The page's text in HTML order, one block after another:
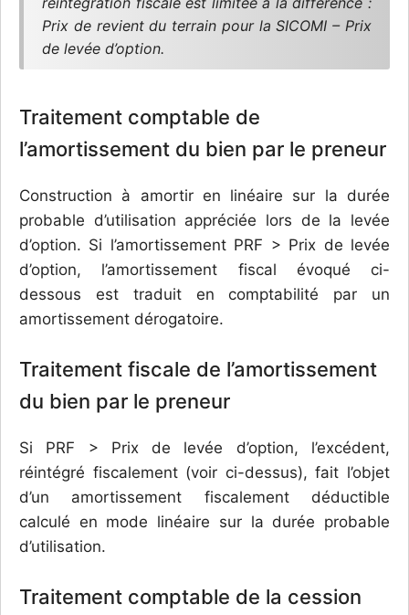
Prix de revient du terrain pour la SICOMI – Prix
de levée d’option.
Traitement comptable de
l’amortissement du bien par le preneur
Construction à amortir en linéaire sur la durée
probable d’utilisation appréciée lors de la levée
d’option. Si l’amortissement PRF > Prix de levée
d’option, l’amortissement fiscal évoqué ci-
dessous est traduit en comptabilité par un
amortissement dérogatoire.
Traitement fiscale de l’amortissement
du bien par le preneur
Si PRF > Prix de levée d’option, l’excédent,
réintégré fiscalement (voir ci-dessus), fait l’objet
d’un amortissement fiscalement déductible
calculé en mode linéaire sur la durée probable
d’utilisation.
Traitement comptable de la cession